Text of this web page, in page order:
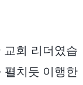
회 리더였습
펼치듯 이행한